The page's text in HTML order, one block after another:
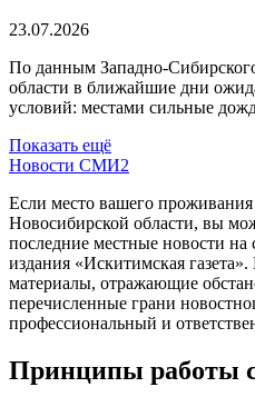
23.07.2026
По данным Западно-
области в ближайшие дни
условий: местами сильные
Показать ещё
Новости СМИ2
Если место вашего
Новосибирской области, вы
последние местные новости на
издания «Искитимская
материалы, отражающие
перечисленные грани
профессиональный и
Принципы работы